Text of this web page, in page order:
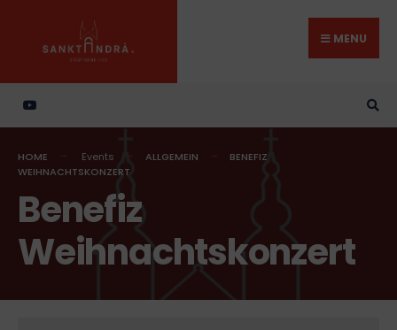
content
MENU
HOME Events ALLGEMEIN
BENEFIZ
WEIHNACHTSKONZERT
Benefiz
Weihnachtskonzert